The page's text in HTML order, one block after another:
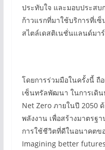
ประทับใจ และมอบประส
ก้าวแรกที่มาใช้บริการที่เ
สไตล์เดสติเนชั่นแลนด์มา
โดยการร่วมมือในครั้งนี้ ถื
เซ็นทรัลพัฒนา ในการเดิน
Net Zero ภายในปี 2050
พลังงาน เพื่อสร้างมาตรฐ
การใช้ชีวิตที่ดีในอนาคตข
Imagining better